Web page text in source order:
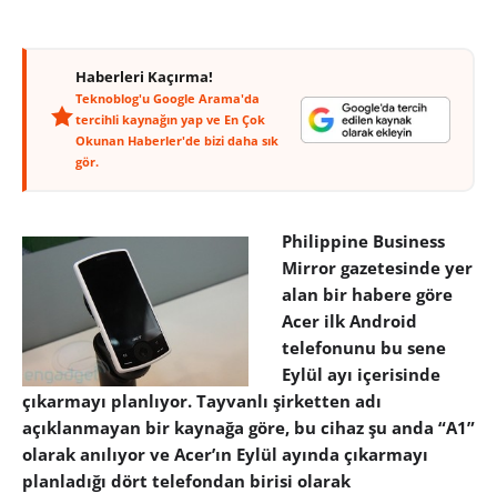
Haberleri Kaçırma!
Teknoblog'u Google Arama'da
tercihli kaynağın yap ve En Çok
Okunan Haberler'de bizi daha sık
gör.
Philippine Business
Mirror gazetesinde yer
alan bir habere göre
Acer ilk Android
telefonunu bu sene
Eylül ayı içerisinde
çıkarmayı planlıyor. Tayvanlı şirketten adı
açıklanmayan bir kaynağa göre, bu cihaz şu anda “A1”
olarak anılıyor ve Acer’ın Eylül ayında çıkarmayı
planladığı dört telefondan birisi olarak